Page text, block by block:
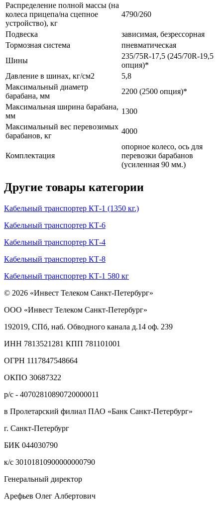
Распределение полной массы (на
колеса прицепа/на сцепное
устройство), кг
4790/260
Подвеска
зависимая, безрессорная
Тормозная система
пневматическая
Шины
235/75R-17,5 (245/70R-19,5
опция)*
Давление в шинах, кг/см2
5,8
Максимальный диаметр
барабана, мм
2200 (2500 опция)*
Максимальная ширина барабана,
мм
1300
Максимальный вес перевозимых
барабанов, кг
4000
Комплектация
опорное колесо, ось для
перевозки барабанов
(усиленная 90 мм.)
Другие товары категории
Кабельный транспортер КТ-1 (1350 кг.)
Кабельный транспортер КТ-6
Кабельный транспортер КТ-4
Кабельный транспортер КТ-8
Кабельный транспортер КТ-1 580 кг
© 2026 «Инвест Телеком Санкт-Петербург»
ООО «Инвест Телеком Санкт-Петербург»
192019, СПб, наб. Обводного канала д.14 оф. 239
ИНН 7813521281 КПП 781101001
ОГРН 1117847548664
ОКПО 30687322
р/с - 40702810890720000011
в Пролетарский филиал ПАО «Банк Санкт-Петербург»
г. Санкт-Петербург
БИК 044030790
к/с 30101810900000000790
Генеральный директор
Арефьев Олег Албертович